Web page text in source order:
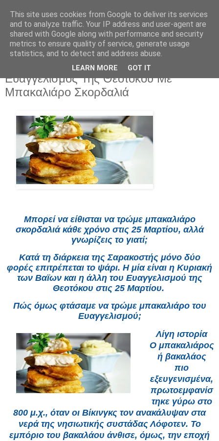
Τρίτη 25 Μαρτίου 2025
Ευαγγελισμός Της Θεοτόκου Με
Μπακαλιάρο Σκορδαλιά
Μπορεί να είθισται να τρώμε μπακαλιάρο
σκορδαλιά κάθε χρόνο στις 25 Μαρτίου, αλλά
γνωρίζεις το γιατί;
Κατά τη διάρκεια της Σαρακοστής μόνο δύο
φορές επιτρέπεται το ψάρι. Η μία είναι η Κυριακή
των Βαϊων και η άλλη του Ευαγγελισμού της
Θεοτόκου στις 25 Μαρτίου.
Πώς όμως φτάσαμε να τρώμε μπακαλιάρο του
Ευαγγελισμού;
Λίγη ιστορία
Ο μπακαλιάρος
ή βακαλάος
πιο
εξευγενισμένα,
πρωτοεμφανίσ
τηκε γύρω στο
800 μ.χ., όταν οι Βίκινγκς τον ανακάλυψαν στα
νερά της νησιωτικής συστάδας Λόφοτεν. Το
εμπόριο του βακαλάου άνθισε, όμως, την εποχή
This site uses cookies from Google to deliver its services
and to analyze traffic. Your IP address and user-agent are
shared with Google along with performance and security
metrics to ensure quality of service, generate usage
statistics, and to detect and address abuse.
LEARN MORE GOT IT